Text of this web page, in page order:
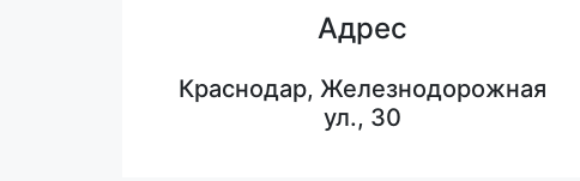
Адрес
Краснодар, Железнодорожная
ул., 30